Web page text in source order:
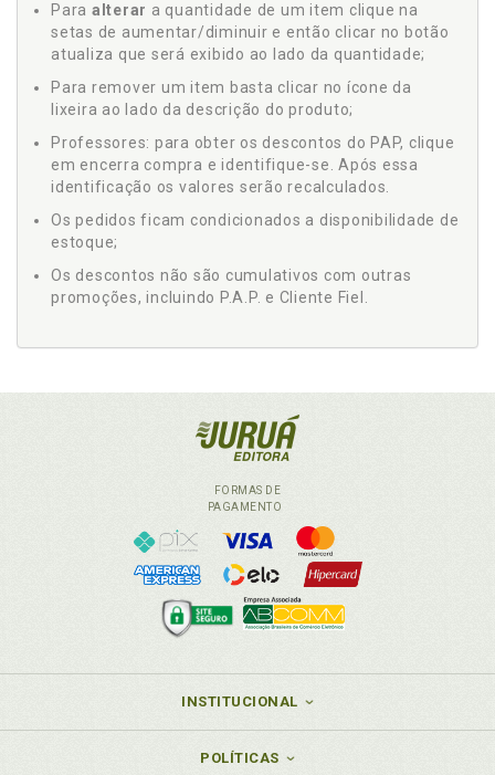
Para alterar a quantidade de um item clique na
setas de aumentar/diminuir e então clicar no botão
atualiza que será exibido ao lado da quantidade;
Para remover um item basta clicar no ícone da
lixeira ao lado da descrição do produto;
Professores: para obter os descontos do PAP, clique
em encerra compra e identifique-se. Após essa
identificação os valores serão recalculados.
Os pedidos ficam condicionados a disponibilidade de
estoque;
Os descontos não são cumulativos com outras
promoções, incluindo P.A.P. e Cliente Fiel.
FORMAS DE
PAGAMENTO
INSTITUCIONAL
POLÍTICAS